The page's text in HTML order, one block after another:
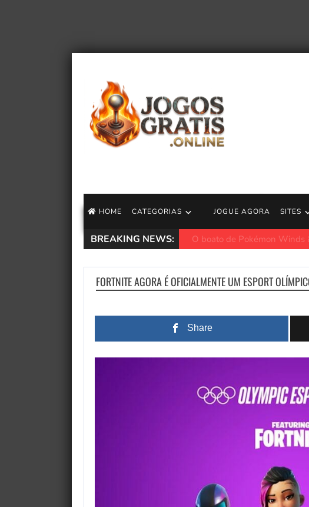
HOME CATEGORIAS JOGUE AGORA SITES
BREAKING NEWS: Marvel Rivals adiciona
FORTNITE AGORA É OFICIALMENTE UM ESPORT
Share